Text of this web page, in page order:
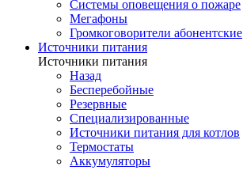
Системы оповещения о пожаре
Мегафоны
Громкоговорители абонентские
Источники питания
Источники питания
Назад
Бесперебойные
Резервные
Специализированные
Источники питания для котлов
Термостаты
Аккумуляторы